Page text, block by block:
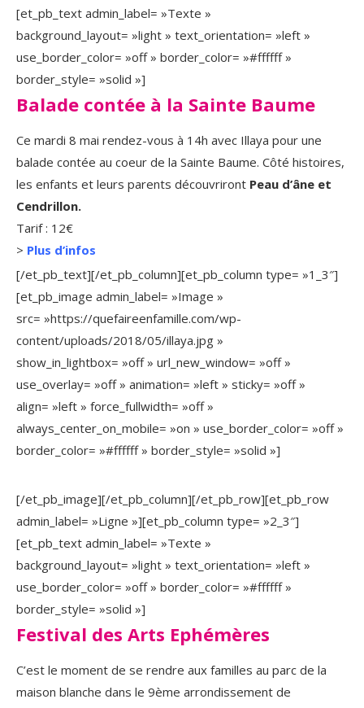
[et_pb_text admin_label= »Texte »
background_layout= »light » text_orientation= »left »
use_border_color= »off » border_color= »#ffffff »
border_style= »solid »]
Balade contée à la Sainte Baume
Ce mardi 8 mai rendez-vous à 14h avec Illaya pour une
balade contée au coeur de la Sainte Baume. Côté histoires,
les enfants et leurs parents découvriront Peau d’âne et
Cendrillon.
Tarif : 12€
> Plus d’infos
[/et_pb_text][/et_pb_column][et_pb_column type= »1_3″]
[et_pb_image admin_label= »Image »
src= »https://quefaireenfamille.com/wp-
content/uploads/2018/05/illaya.jpg »
show_in_lightbox= »off » url_new_window= »off »
use_overlay= »off » animation= »left » sticky= »off »
align= »left » force_fullwidth= »off »
always_center_on_mobile= »on » use_border_color= »off »
border_color= »#ffffff » border_style= »solid »]
[/et_pb_image][/et_pb_column][/et_pb_row][et_pb_row
admin_label= »Ligne »][et_pb_column type= »2_3″]
[et_pb_text admin_label= »Texte »
background_layout= »light » text_orientation= »left »
use_border_color= »off » border_color= »#ffffff »
border_style= »solid »]
Festival des Arts Ephémères
C’est le moment de se rendre aux familles au parc de la
maison blanche dans le 9ème arrondissement de